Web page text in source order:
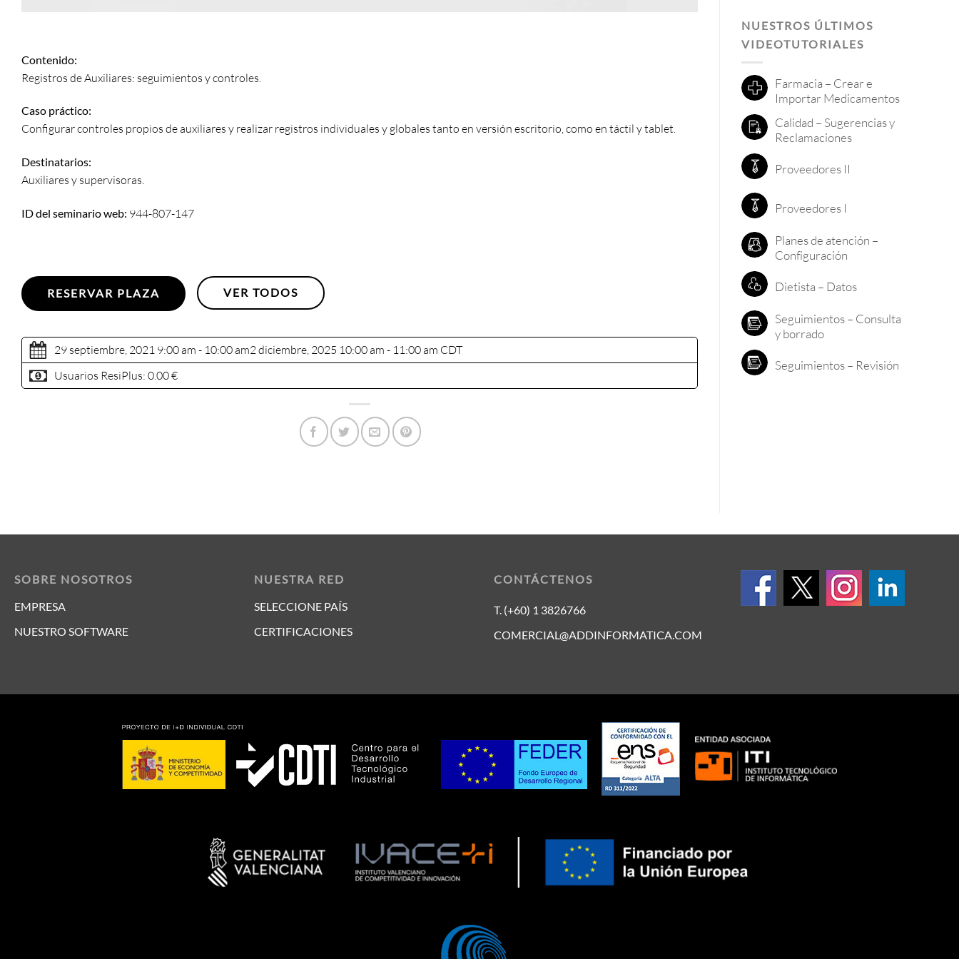
Contenido:
Registros de Auxiliares: seguimientos y controles.
Caso práctico:
Configurar controles propios de auxiliares y realizar registros individuales y globales tanto en versión escritorio, como en táctil y tablet.
Destinatarios:
Auxiliares y supervisoras.
ID del seminario web: 944-807-147
RESERVAR PLAZA VER TODOS
29 septiembre, 2021 9:00 am - 10:00 am2 diciembre, 2025 10:00 am - 11:00 am CDT
Usuarios ResiPlus: 0.00 €
NUESTROS ÚLTIMOS
VIDEOTUTORIALES
Farmacia – Crear e
Importar Medicamentos
Calidad – Sugerencias y
Reclamaciones
Proveedores II
Proveedores I
Planes de atención –
Configuración
Dietista – Datos
Seguimientos – Consulta
y borrado
Seguimientos – Revisión
SOBRE NOSOTROS
EMPRESA
NUESTRO SOFTWARE
NUESTRA RED
SELECCIONE PAÍS
CERTIFICACIONES
CONTÁCTENOS
T. (+60) 1 3826766
COMERCIAL@ADDINFORMATICA.COM